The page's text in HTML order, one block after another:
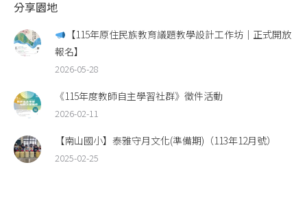
分享園地
【115年原住民族教育議題教學設計工作坊｜正式開放
報名】
2026-05-28
《115年度教師自主學習社群》徵件活動
2026-02-11
【南山國小】泰雅守月文化(準備期)（113年12月號）
2025-02-25